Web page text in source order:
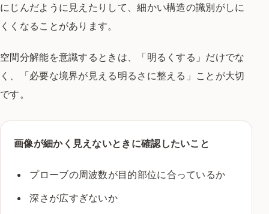
にじんだように見えたりして、細かい構造の識別がしに
くくなることがあります。
空間分解能を意識するときは、「明るくする」だけでな
く、「必要な境界が見える明るさに整える」ことが大切
です。
画像が細かく見えないときに確認したいこと
プローブの周波数が目的部位に合っているか
深さが広すぎないか